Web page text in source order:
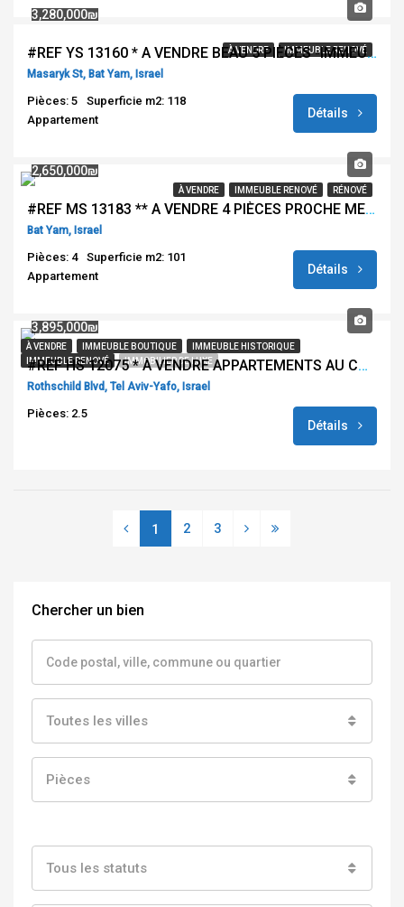
À VENDRE IMMEUBLE RENOVÉ
3,280,000₪
#REF YS 13160 * A VENDRE BEAU 5 PIÈCES -IMMEUBLE BOUTIQUE STANDING – 2EME LIGNE DE MER – RUE MASARYK – BAT YAM NORD *
Masaryk St, Bat Yam, Israel
Pièces: 5
Superficie m2: 118
Appartement
Détails
À VENDRE IMMEUBLE RENOVÉ RÉNOVÉ
2,650,000₪
#REF MS 13183 ** A VENDRE 4 PIÈCES PROCHE MER BAT YAM **
Bat Yam, Israel
Pièces: 4
Superficie m2: 101
Appartement
Détails
À VENDRE IMMEUBLE BOUTIQUE
IMMEUBLE HISTORIQUE
IMMEUBLE RENOVÉ
IMMOBILIER DE LUXE
3,895,000₪
#REF HS 12075 * À VENDRE APPARTEMENTS AU CŒUR DU BOULEVARD ROTHSCHILD – TEL AVIV *
Rothschild Blvd, Tel Aviv-Yafo, Israel
Pièces: 2.5
Détails
1 2 3
Chercher un bien
Toutes les villes
Pièces
Tous les statuts